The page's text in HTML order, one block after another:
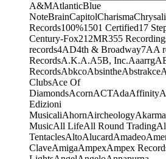
A&MAtlanticBlue
NoteBrainCapitolCharisma
Records100%1501 Certified17
Century-Fox21 2MR355
records4AD4th & Broadway7AA
RecordsA.K.A.A5B, Inc.Aaarrg
RecordsAbkcoAbsintheAbstrakce
ClubsAce Of
DiamondsAcornACTAdaAffinity
Edizioni
MusicaliAhornAircheologyAkarma
MusicAll LifeAll Round Trading
TentaclesAltoAlucardAmadeo
ClaveAmigaAmpexAmpex